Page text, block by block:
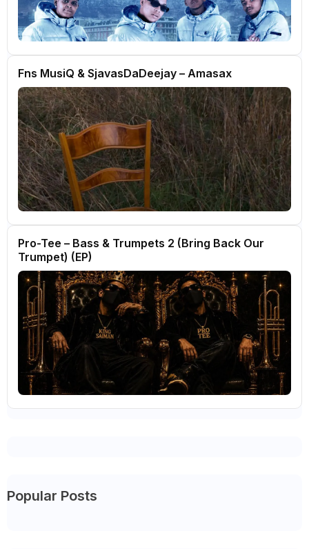
Fns MusiQ & SjavasDaDeejay – Amasax
Pro-Tee – Bass & Trumpets 2 (Bring Back Our
Trumpet) (EP)
Popular Posts